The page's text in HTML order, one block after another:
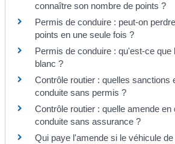
connaître son nombre de points ?
Permis de conduire : peut-on
points en une seule fois ?
Permis de conduire : qu'est-ce que
blanc ?
Contrôle routier : quelles sanctions
conduite sans permis ?
Contrôle routier : quelle amende en
conduite sans assurance ?
Qui paye l'amende si le véhicule